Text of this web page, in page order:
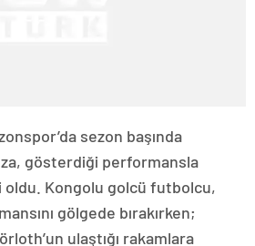
sezon başında
gösterdiği performansla
oldu. Kongolu golcü futbolcu,
gölgede bırakırken;
ulaştığı rakamlara